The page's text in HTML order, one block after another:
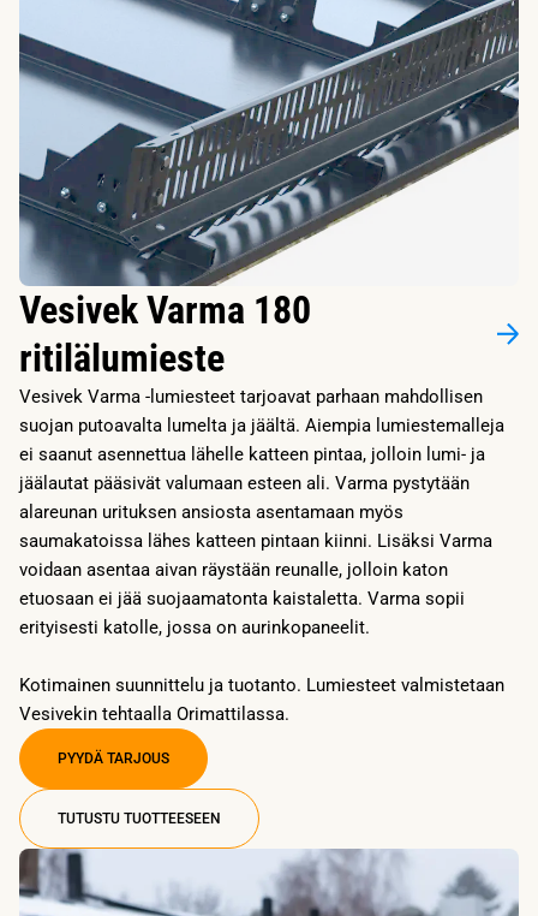
Vesivek Varma 180
ritilälumieste
Vesivek Varma -lumiesteet tarjoavat parhaan mahdollisen
suojan putoavalta lumelta ja jäältä. Aiempia lumiestemalleja
ei saanut asennettua lähelle katteen pintaa, jolloin lumi- ja
jäälautat pääsivät valumaan esteen ali. Varma pystytään
alareunan urituksen ansiosta asentamaan myös
saumakatoissa lähes katteen pintaan kiinni. Lisäksi Varma
voidaan asentaa aivan räystään reunalle, jolloin katon
etuosaan ei jää suojaamatonta kaistaletta. Varma sopii
erityisesti katolle, jossa on aurinkopaneelit.
Kotimainen suunnittelu ja tuotanto. Lumiesteet valmistetaan
Vesivekin tehtaalla Orimattilassa.
PYYDÄ TARJOUS
TUTUSTU TUOTTEESEEN